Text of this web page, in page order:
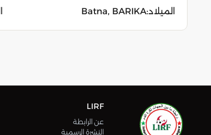
الميلاد:Batna, BARIKA
LIRF
عن الرابطة
النشرة الرسمية